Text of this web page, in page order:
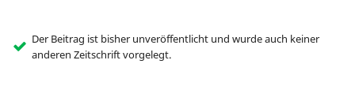
Der Beitrag ist bisher unveröffentlicht und wurde auch keiner
anderen Zeitschrift vorgelegt.